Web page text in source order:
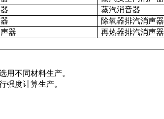
蒸汽消音器
除氧器排汽消声器
器
再热器排汽消声器
用不同材料生产。
强度计算生产。